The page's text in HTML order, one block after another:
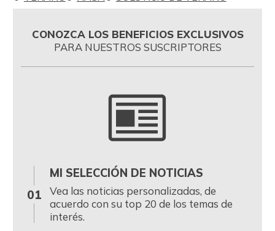
CONOZCA LOS BENEFICIOS EXCLUSIVOS
PARA NUESTROS SUSCRIPTORES
01
MI SELECCIÓN DE NOTICIAS
Vea las noticias personalizadas, de
acuerdo con su top 20 de los temas de
interés.